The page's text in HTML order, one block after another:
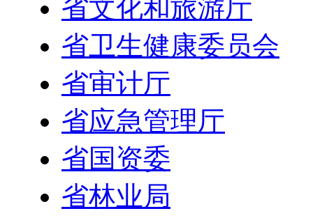
省文化和旅游厅
省卫生健康委员会
省审计厅
省应急管理厅
省国资委
省林业局